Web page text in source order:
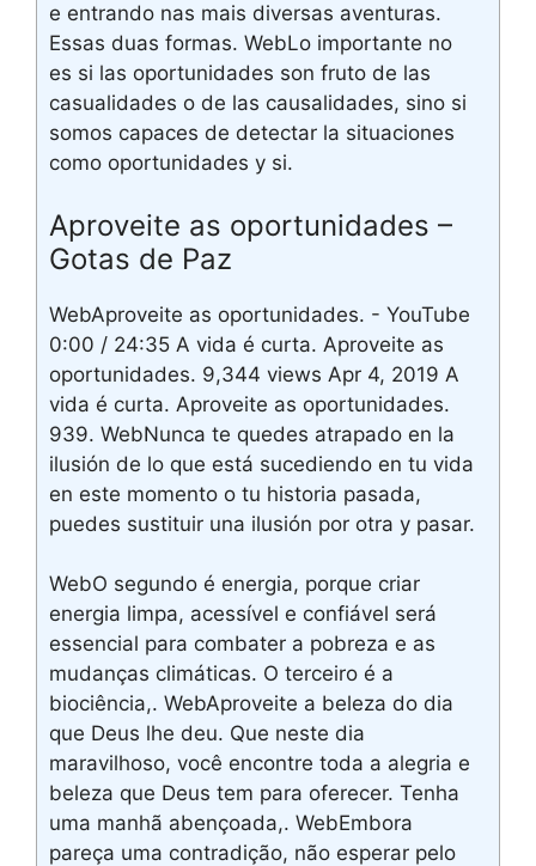
e entrando nas mais diversas aventuras.
Essas duas formas. WebLo importante no
es si las oportunidades son fruto de las
casualidades o de las causalidades, sino si
somos capaces de detectar la situaciones
como oportunidades y si.
Aproveite as oportunidades –
Gotas de Paz
WebAproveite as oportunidades. - YouTube
0:00 / 24:35 A vida é curta. Aproveite as
oportunidades. 9,344 views Apr 4, 2019 A
vida é curta. Aproveite as oportunidades.
939. WebNunca te quedes atrapado en la
ilusión de lo que está sucediendo en tu vida
en este momento o tu historia pasada,
puedes sustituir una ilusión por otra y pasar.
WebO segundo é energia, porque criar
energia limpa, acessível e confiável será
essencial para combater a pobreza e as
mudanças climáticas. O terceiro é a
biociência,. WebAproveite a beleza do dia
que Deus lhe deu. Que neste dia
maravilhoso, você encontre toda a alegria e
beleza que Deus tem para oferecer. Tenha
uma manhã abençoada,. WebEmbora
pareça uma contradição, não esperar pelo